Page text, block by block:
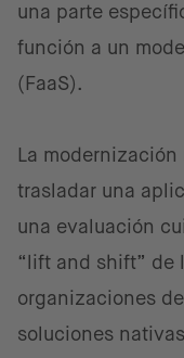
una parte
función a un
(FaaS).
La
trasladar una
una evaluación
“lift and shift” de
organizaciones
soluciones